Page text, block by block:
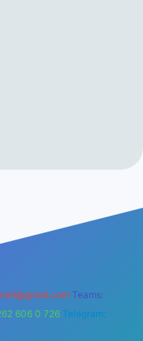
Teams:
606 0 726 Telegram: